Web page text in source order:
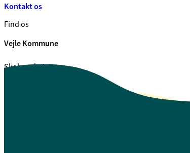
Kontakt os
Find os
Vejle Kommune
Skolegade 1